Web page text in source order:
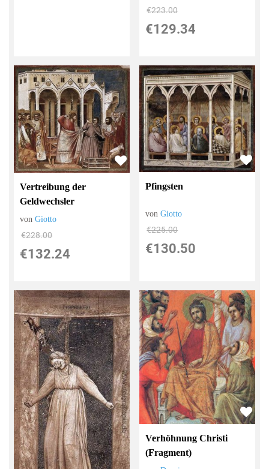
€223.00
€129.34
Vertreibung der
Geldwechsler
vonGiotto
€228.00
€132.24
Pfingsten
vonGiotto
€225.00
€130.50
Verhöhnung Christi
(Fragment)